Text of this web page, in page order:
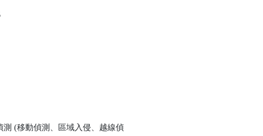
測 (移動偵測、區域入侵、越線偵